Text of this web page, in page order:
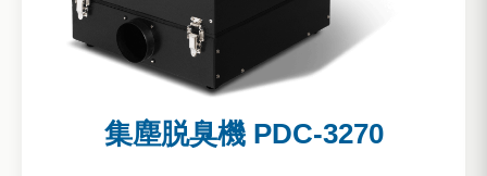
集塵脱臭機 PDC-3270